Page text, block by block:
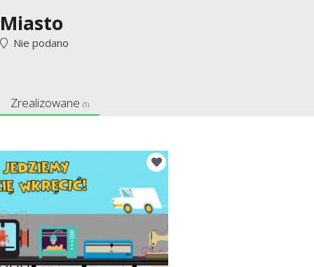
Miasto
Nie podano
Zrealizowane (1)